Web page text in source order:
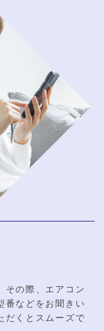
その際、エアコン
番などをお聞きい
だくとスムーズで